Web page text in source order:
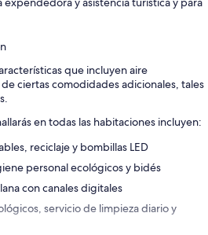
que incluyen aire
ciertas comodidades adicionales, tales
en todas las habitaciones incluyen:
reciclaje y bombillas LED
personal ecológicos y bidés
con canales digitales
servicio de limpieza diario y